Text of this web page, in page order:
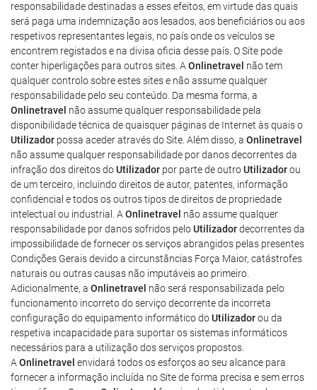
responsabilidade destinadas a esses efeitos, em virtude das quais
será paga uma indemnização aos lesados, aos beneficiários ou aos
respetivos representantes legais, no país onde os veículos se
encontrem registados e na divisa oficia desse país. O Site pode
conter hiperligações para outros sites. A Onlinetravel não tem
qualquer controlo sobre estes sites e não assume qualquer
responsabilidade pelo seu conteúdo. Da mesma forma, a
Onlinetravel não assume qualquer responsabilidade pela
disponibilidade técnica de quaisquer páginas de Internet às quais o
Utilizador possa aceder através do Site. Além disso, a Onlinetravel
não assume qualquer responsabilidade por danos decorrentes da
infração dos direitos doUtilizador por parte de outroUtilizadorou
de um terceiro, incluindo direitos de autor, patentes, informação
confidencial e todos os outros tipos de direitos de propriedade
intelectual ou industrial. A Onlinetravel não assume qualquer
responsabilidade por danos sofridos peloUtilizadordecorrentes da
impossibilidade de fornecer os serviços abrangidos pelas presentes
Condições Gerais devido a circunstâncias Força Maior, catástrofes
naturais ou outras causas não imputáveis ao primeiro.
Adicionalmente, a Onlinetravel não será responsabilizada pelo
funcionamento incorreto do serviço decorrente da incorreta
configuração do equipamento informático doUtilizadorou da
respetiva incapacidade para suportar os sistemas informáticos
necessários para a utilização dos serviços propostos.
A Onlinetravel envidará todos os esforços ao seu alcance para
fornecer a informação incluída no Site de forma precisa e sem erros